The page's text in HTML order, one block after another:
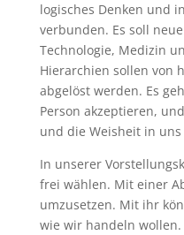
logisches Denken und
verbunden. Es soll
Technologie, Medizin
Hierarchien sollen von
abgelöst werden. Es
Person akzeptieren,
und die Weisheit in
In unserer
frei wählen. Mit einer
umzusetzen. Mit ihr
wie wir handeln